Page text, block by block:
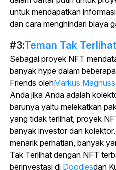
untuk mendapatkan
dan cara menghindari biaya
#3:Teman Tak Terlihat
Sebagai proyek NFT
banyak hype dalam
Friends olehMarkus
Anda jika Anda adalah
barunya yaitu melekatkan
yang tidak terlihat, proyek
banyak investor dan
menarik perhatian, banyak
Tak Terlihat dengan NFT
berinvestasi di Doodlesdan